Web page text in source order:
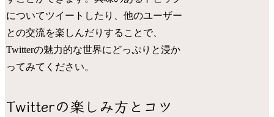
についてツイートしたり、他のユーザー
との交流を楽しんだりすることで、
Twitterの魅力的な世界にどっぷりと浸か
ってみてください。
Twitterの楽しみ方とコツ